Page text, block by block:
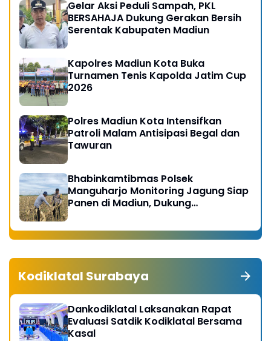
Gelar Aksi Peduli Sampah, PKL
BERSAHAJA Dukung Gerakan Bersih
Serentak Kabupaten Madiun
Kapolres Madiun Kota Buka
Turnamen Tenis Kapolda Jatim Cup
2026
Polres Madiun Kota Intensifkan
Patroli Malam Antisipasi Begal dan
Tawuran
Bhabinkamtibmas Polsek
Manguharjo Monitoring Jagung Siap
Panen di Madiun, Dukung
Kodiklatal Surabaya
Dankodiklatal Laksanakan Rapat
Evaluasi Satdik Kodiklatal Bersama
Kasal